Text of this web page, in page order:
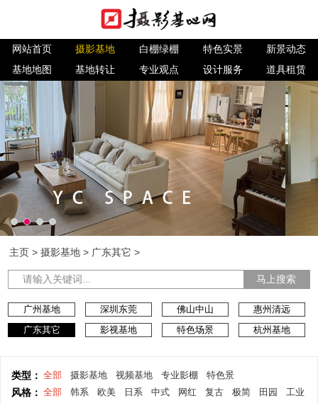
网站首页 摄影基地 白棚绿棚 特色实景
新景动态
基地地图
基地转让 专业观点 设计服务 道具租赁
主页 >摄影基地 > 广东其它 >
马上搜索
广州基地 深圳东莞 佛山中山
惠州清远
广东其它
影视基地 特色场景 杭州基地
类型： 全部 摄影基地 视频基地 专业影棚 特色景
风格： 全部 韩系 欧美 日系 中式 网红 复古 极简 田园
工业